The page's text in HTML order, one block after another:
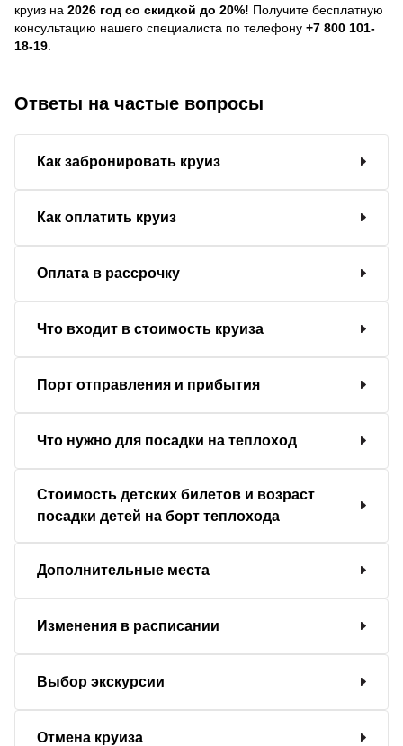
круиз на 2026 год со скидкой до 20%! Получите бесплатную
консультацию нашего специалиста по телефону +7 800 101-
18-19
Ответы на частые вопросы
Как забронировать круиз
Как оплатить круиз
Оплата в рассрочку
Что входит в стоимость круиза
Порт отправления и прибытия
Что нужно для посадки на теплоход
Стоимость детских билетов и возраст
посадки детей на борт теплохода
Дополнительные места
Изменения в расписании
Выбор экскурсии
Отмена круиза